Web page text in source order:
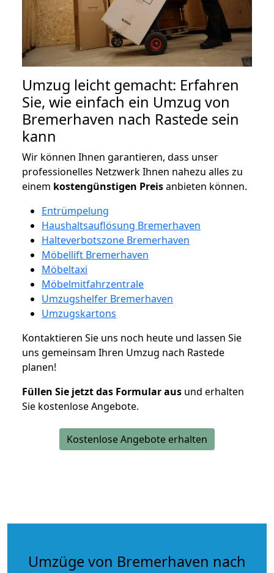
Umzug leicht gemacht: Erfahren
Sie, wie einfach ein Umzug von
Bremerhaven nach Rastede sein
kann
Wir können Ihnen garantieren, dass unser
professionelles Netzwerk Ihnen nahezu alles zu
einem kostengünstigen Preisanbieten können.
Entrümpelung
Haushaltsauflösung Bremerhaven
Halteverbotszone Bremerhaven
Möbellift Bremerhaven
Möbeltaxi
Möbelmitfahrzentrale
Umzugshelfer Bremerhaven
Umzugskartons
Kontaktieren Sie uns noch heute und lassen Sie
uns gemeinsam Ihren Umzug nach Rastede
planen!
Füllen Sie jetzt das Formular aus und erhalten
Sie kostenlose Angebote.
Kostenlose Angebote erhalten
Umzüge von Bremerhaven nach